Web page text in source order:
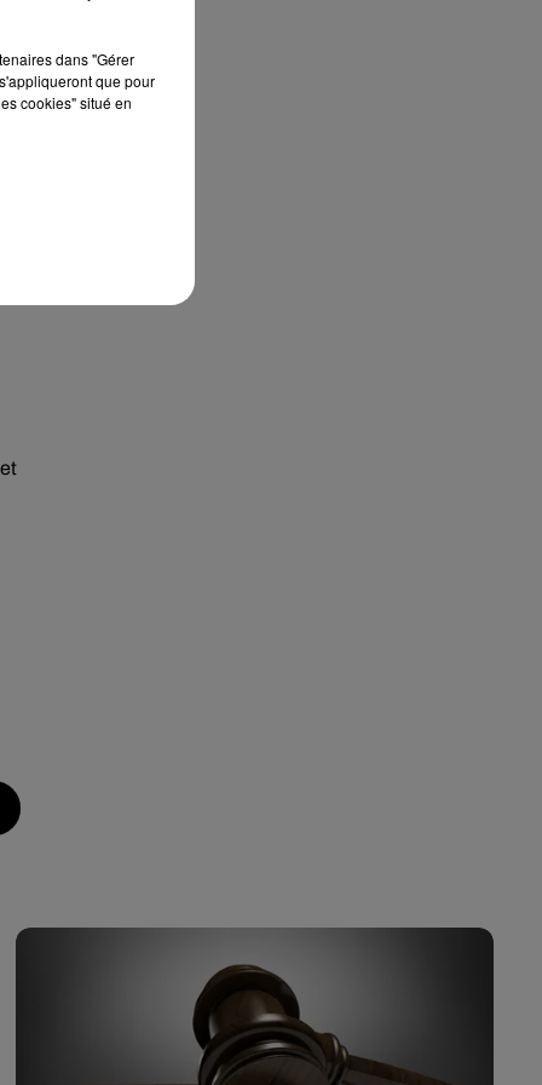
dans "Gérer
que pour
cookies" situé en